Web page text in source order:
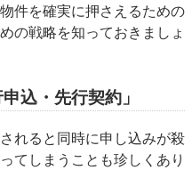
件を確実に押さえるための
の戦略を知っておきましょ
込・先行契約」
れると同時に申し込みが殺
てしまうことも珍しくあり